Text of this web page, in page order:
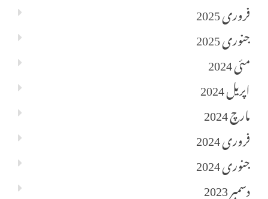
فروری 2025
جنوری 2025
مئی 2024
اپریل 2024
مارچ 2024
فروری 2024
جنوری 2024
دسمبر 2023